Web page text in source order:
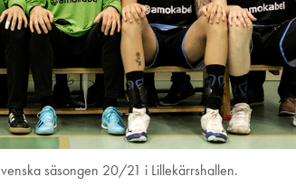
säsongen 20/21 i Lillekärrshallen.